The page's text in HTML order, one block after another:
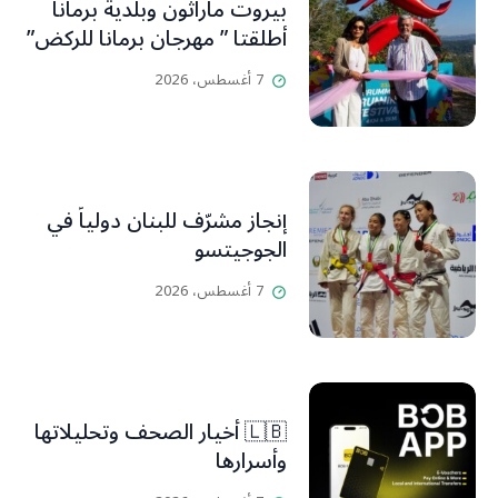
بيروت ماراثون وبلدية برمانا
أطلقتا ” مهرجان برمانا للركض”
7 أغسطس، 2026
إنجاز مشرّف للبنان دولياً في
الجوجيتسو
7 أغسطس، 2026
🇱🇧 أخيار الصحف وتحليلاتها
وأسرارها